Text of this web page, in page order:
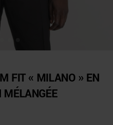
FIT « MILANO » EN
MÉLANGÉE